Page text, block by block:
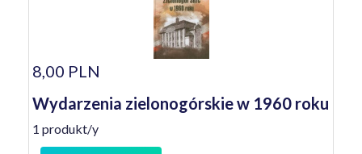
8,00 PLN
Wydarzenia zielonogórskie w 1960 roku
1 produkt/y